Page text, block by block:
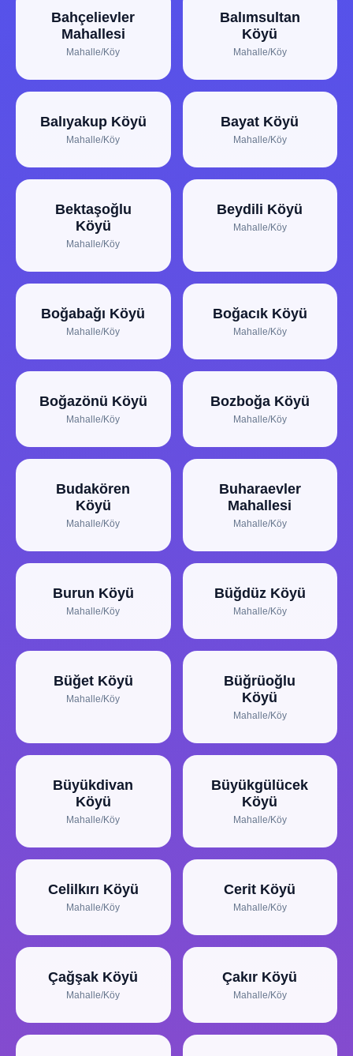
Bahçelievler
Mahallesi
Mahalle/Köy
Balımsultan
Köyü
Mahalle/Köy
Balıyakup Köyü
Mahalle/Köy
Bayat Köyü
Mahalle/Köy
Bektaşoğlu
Köyü
Mahalle/Köy
Beydili Köyü
Mahalle/Köy
Boğabağı Köyü
Mahalle/Köy
Boğacık Köyü
Mahalle/Köy
Boğazönü Köyü
Mahalle/Köy
Bozboğa Köyü
Mahalle/Köy
Budakören
Köyü
Mahalle/Köy
Buharaevler
Mahallesi
Mahalle/Köy
Burun Köyü
Mahalle/Köy
Büğdüz Köyü
Mahalle/Köy
Büğet Köyü
Mahalle/Köy
Büğrüoğlu
Köyü
Mahalle/Köy
Büyükdivan
Köyü
Mahalle/Köy
Büyükgülücek
Köyü
Mahalle/Köy
Celilkırı Köyü
Mahalle/Köy
Cerit Köyü
Mahalle/Köy
Çağşak Köyü
Mahalle/Köy
Çakır Köyü
Mahalle/Köy